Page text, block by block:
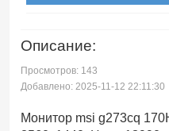
Описание:
Просмотров: 143
Добавлено: 2025-11-12 22:11:30
Монитор msi g273cq